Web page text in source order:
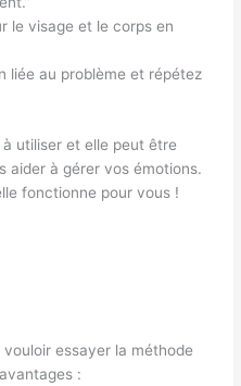
le visage et le corps en
liée au problème et répétez
utiliser et elle peut être
aider à gérer vos émotions.
fonctionne pour vous !
essayer la méthode
: